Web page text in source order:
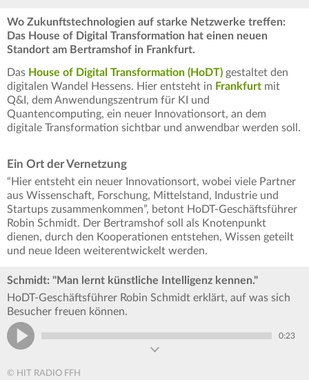
Wo Zukunftstechnologien auf starke Netzwerke treffen:
Das House of Digital Transformation hat einen neuen
Standort am Bertramshof in Frankfurt.
Das House of Digital Transformation (HoDT) gestaltet den
digitalen Wandel Hessens. Hier entsteht in Frankfurt mit
Q&I, dem Anwendungszentrum für KI und
Quantencomputing, ein neuer Innovationsort, an dem
digitale Transformation sichtbar und anwendbar werden soll.
Ein Ort der Vernetzung
“Hier entsteht ein neuer Innovationsort, wobei viele Partner
aus Wissenschaft, Forschung, Mittelstand, Industrie und
Startups zusammenkommen”, betont HoDT-Geschäftsführer
Robin Schmidt. Der Bertramshof soll als Knotenpunkt
dienen, durch den Kooperationen entstehen, Wissen geteilt
und neue Ideen weiterentwickelt werden.
Schmidt: "Man lernt künstliche Intelligenz kennen."
HoDT-Geschäftsführer Robin Schmidt erklärt, auf was sich
Besucher freuen können.
0:23
© HIT RADIO FFH